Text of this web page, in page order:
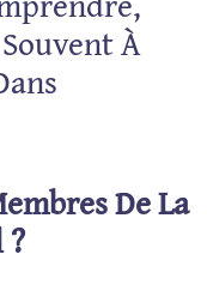
À
De La